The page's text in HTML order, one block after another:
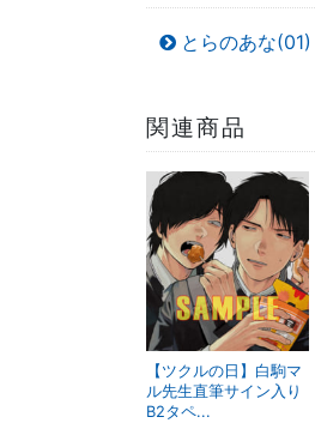
とらのあな(01)
関連商品
【ツクルの日】白駒マ
ル先生直筆サイン入り
B2タペ...